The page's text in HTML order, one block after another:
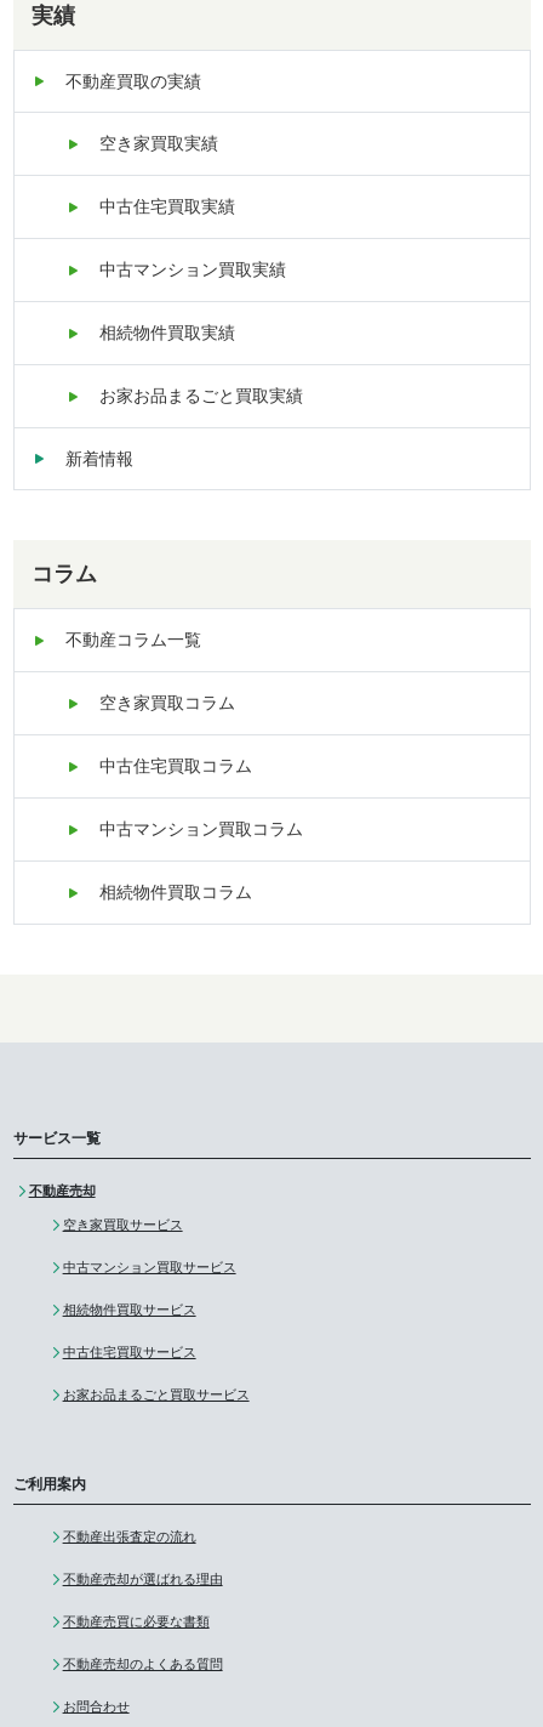
実績
不動産買取の実績
空き家買取実績
中古住宅買取実績
中古マンション買取実績
相続物件買取実績
お家お品まるごと買取実績
新着情報
コラム
不動産コラム一覧
空き家買取コラム
中古住宅買取コラム
中古マンション買取コラム
相続物件買取コラム
サービス一覧
不動産売却
空き家買取サービス
中古マンション買取サービス
相続物件買取サービス
中古住宅買取サービス
お家お品まるごと買取サービス
ご利用案内
不動産出張査定の流れ
不動産売却が選ばれる理由
不動産売買に必要な書類
不動産売却のよくある質問
お問合わせ